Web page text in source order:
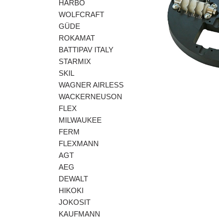
HARBO
WOLFCRAFT
GÜDE
ROKAMAT
BATTIPAV ITALY
STARMIX
SKIL
WAGNER AIRLESS
WACKERNEUSON
FLEX
MILWAUKEE
FERM
FLEXMANN
AGT
AEG
DEWALT
HIKOKI
JOKOSIT
KAUFMANN
Előző